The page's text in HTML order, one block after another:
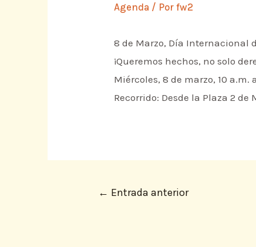
Agenda / Porfw2
8 de Marzo, Día Internacional
¡Queremos hechos, no solo
Miércoles, 8 de marzo, 10 a.m.
Recorrido: Desde la Plaza 2 de
← Entrada anterior